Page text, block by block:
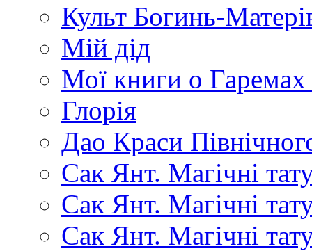
Культ Богинь-
Мій дід
Мої книги о
Глорія
Дао Краси
Сак Янт. Магічні
Сак Янт. Магічні
Сак Янт. Магічні